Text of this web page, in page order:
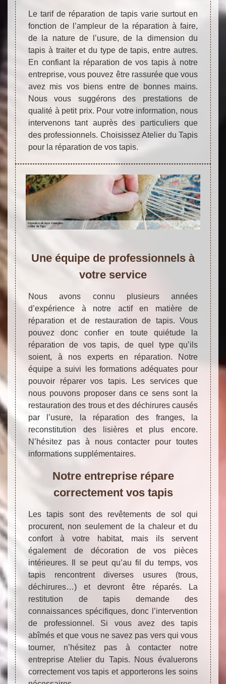
Le tarif de réparation de tapis varie surtout en
fonction de l’ampleur de la réparation à faire,
de la nature de l’usure, de la dimension du
tapis à traiter et du type de tapis, entre autres.
En confiant la réparation de vos tapis à notre
entreprise, vous pouvez être rassurée que vous
avez mis vos biens entre de bonnes mains.
Nous vous suggérons des prestations de
qualité à petit prix. Pour votre information, nous
intervenons tant auprès des particuliers que
des professionnels. Choisissez Atelier du Tapis
pour la réparation de vos tapis.
Une équipe de professionnels à
votre service
Nous avons connu plusieurs années
d’expérience à notre actif en matière de
réparation et de restauration de tapis. Vous
pouvez donc confier en toute quiétude la
réparation de vos tapis, de quel type qu’ils
soient, à nos experts en réparation. Notre
équipe a suivi les formations adéquates pour
pouvoir réparer vos tapis. Les services que
nous pouvons proposer dans ce sens sont la
restauration des trous et des déchirures causés
par l’usure, la réparation des franges, la
reconstitution des lisières et plus encore.
N’hésitez pas à nous contacter pour toutes
informations supplémentaires.
Notre entreprise répare
correctement vos tapis
Les tapis sont des revêtements de sol qui
procurent, non seulement de la chaleur et du
confort à votre habitat, mais ils servent
également de décoration de vos pièces
intérieures. Il se peut qu’au fil du temps, vos
tapis rencontrent diverses usures (trous,
déchirures…) et devront être réparés. La
restitution de tapis demande des
connaissances spécifiques, donc l’intervention
de professionnel. Si vous avez des tapis
abîmés et que vous ne savez pas vers qui vous
tourner, n’hésitez pas à contacter notre
entreprise Atelier du Tapis. Nous évaluerons
correctement vos tapis et apporterons les soins